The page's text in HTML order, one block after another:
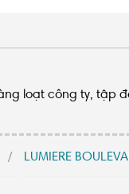
loạt công ty, tập
LUMIERE